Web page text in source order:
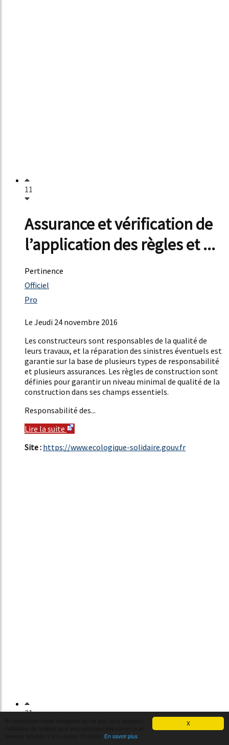
X
En savoir plus
11
Assurance et vérification de
l’application des règles et ...
Pertinence
45%
Officiel
26%
Pro
Le Jeudi 24 novembre 2016
Les constructeurs sont responsables de la qualité de
leurs travaux, et la réparation des sinistres éventuels est
garantie sur la base de plusieurs types de responsabilité
et plusieurs assurances. Les règles de construction sont
définies pour garantir un niveau minimal de qualité de la
construction dans ses champs essentiels.
Responsabilité des...
Lire la suite
Site : https://www.ecologique-solidaire.gouv.fr
21